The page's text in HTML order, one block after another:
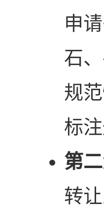
申
石
规
标
第
转